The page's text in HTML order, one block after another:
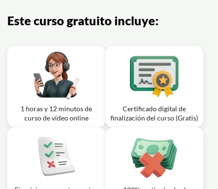
Este curso gratuito incluye:
1 horas y 12 minutos de
curso de vídeo online
Certificado digital de
finalización del curso (Gratis)